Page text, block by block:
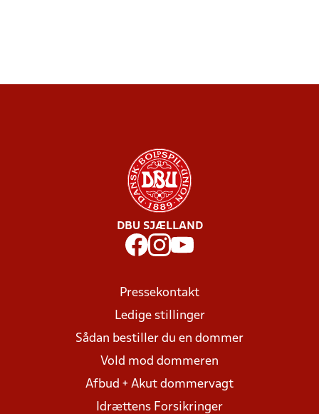
DBU SJÆLLAND
Pressekontakt
Ledige stillinger
Sådan bestiller du en dommer
Vold mod dommeren
Afbud + Akut dommervagt
Idrættens Forsikringer